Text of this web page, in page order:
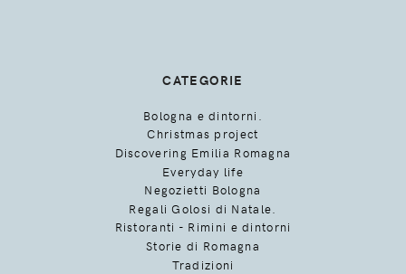
CATEGORIE
Bologna e dintorni.
Christmas project
Discovering Emilia Romagna
Everyday life
Negozietti Bologna
Regali Golosi di Natale.
Ristoranti - Rimini e dintorni
Storie di Romagna
Tradizioni